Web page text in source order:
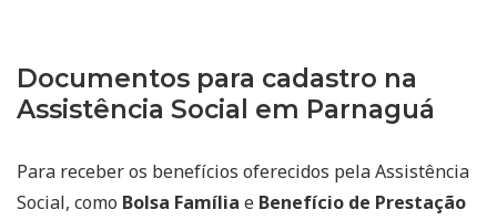
Documentos para cadastro na
Assistência Social em Parnaguá
Para receber os benefícios oferecidos pela Assistência
Social, como Bolsa Família e Benefício de Prestação